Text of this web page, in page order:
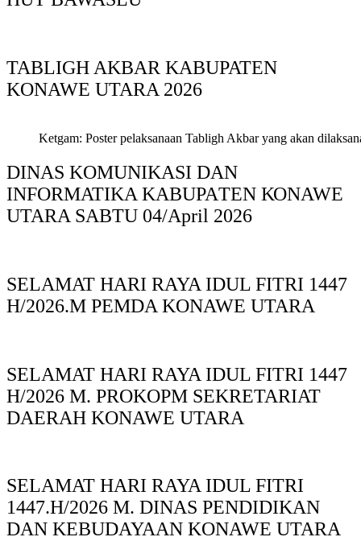
TABLIGH AKBAR KABUPATEN
KONAWE UTARA 2026
Ketgam: Poster pelaksanaan Tabligh Akbar yang akan
DINAS KOMUNIKASI DAN
INFORMATIKA KABUPAΤΕΝ ΚΟNAWE
UTARA SABTU 04/April 2026
SELAMAT HARI RAYA IDUL FITRI 1447
H/2026.M PEMDA KONAWE UTARA
SELAMAT HARI RAYA IDUL FITRI 1447
H/2026 M. PROKOPM SEKRETARIAT
DAERAH KONAWE UTARA
SELAMAT HARI RAYA IDUL FITRI
1447.H/2026 M. DINAS PENDIDIKAN
DAN KEBUDAYAAN KONAWE UTARA